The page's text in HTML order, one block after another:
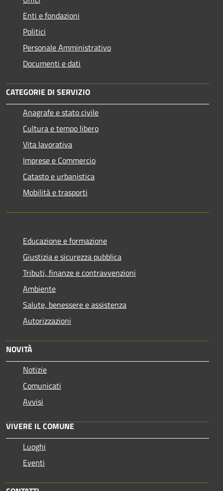
Enti e fondazioni
Politici
Personale Amministrativo
Documenti e dati
CATEGORIE DI SERVIZIO
Anagrafe e stato civile
Cultura e tempo libero
Vita lavorativa
Imprese e Commercio
Catasto e urbanistica
Mobilità e trasporti
Educazione e formazione
Giustizia e sicurezza pubblica
Tributi, finanze e contravvenzioni
Ambiente
Salute, benessere e assistenza
Autorizzazioni
NOVITÀ
Notizie
Comunicati
Avvisi
VIVERE IL COMUNE
Luoghi
Eventi